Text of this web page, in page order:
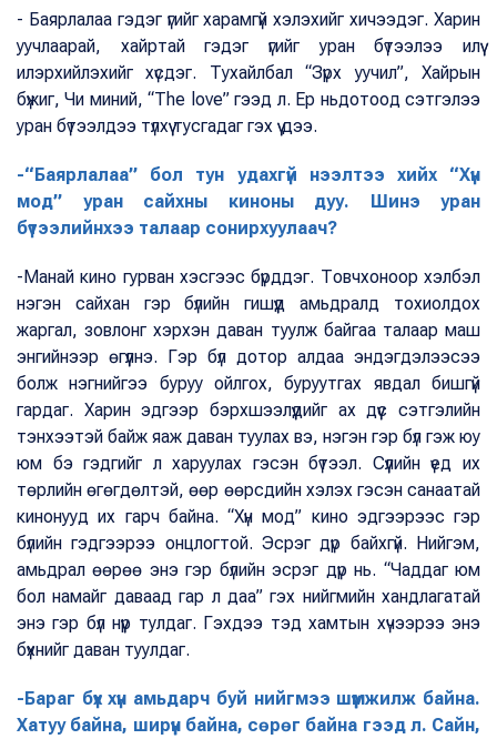
- Баярлалаа гэдэг үгийг харамгүй хэлэхийг хичээдэг. Харин
уучлаарай, хайртай гэдэг үгийг уран бүтээлээ илүү
илэрхийлэхийг хүсдэг. Тухайлбал “Зүрх уучил”, Хайрын
бүжиг, Чи миний, “The love” гээд л. Ер ньдотоод сэтгэлээ
уран бүтээлдээ түлхүү тусгадаг гэх үү дээ.
-“Баярлалаа” бол тун удахгүй нээлтээ хийх “Хүн
мод” уран сайхны киноны дуу. Шинэ уран
бүтээлийнхээ талаар сонирхуулаач?
-Манай кино гурван хэсгээс бүрддэг. Товчхоноор хэлбэл
нэгэн сайхан гэр бүлийн гишүүд амьдралд тохиолдох
жаргал, зовлонг хэрхэн даван туулж байгаа талаар маш
энгийнээр өгүүлнэ. Гэр бүл дотор алдаа эндэгдэлээсээ
болж нэгнийгээ буруу ойлгох, буруутгах явдал бишгүй
гардаг. Харин эдгээр бэрхшээлүүдийг ах дүүс сэтгэлийн
тэнхээтэй байж яаж даван туулах вэ, нэгэн гэр бүл гэж юу
юм бэ гэдгийг л харуулах гэсэн бүтээл. Сүүлийн үед их
төрлийн өгөгдөлтэй, өөр өөрсдийн хэлэх гэсэн санаатай
кинонууд их гарч байна. “Хүн мод” кино эдгээрээс гэр
бүлийн гэдгээрээ онцлогтой. Эсрэг дүр байхгүй. Нийгэм,
амьдрал өөрөө энэ гэр бүлийн эсрэг дүр нь. “Чаддаг юм
бол намайг даваад гар л даа” гэх нийгмийн хандлагатай
энэ гэр бүл нүүр тулдаг. Гэхдээ тэд хамтын хүчээрээ энэ
бүхнийг даван туулдаг.
-Бараг бүх хүн амьдарч буй нийгмээ шүүмжилж байна.
Хатуу байна, ширүүн байна, сөрөг байна гээд л. Сайн,